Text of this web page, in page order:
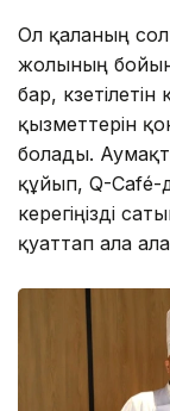
Ол қаланың
жолының
бар,
қызметтерін
болады.
құйып, Q-Café-
керегіңізді
қуаттап ала